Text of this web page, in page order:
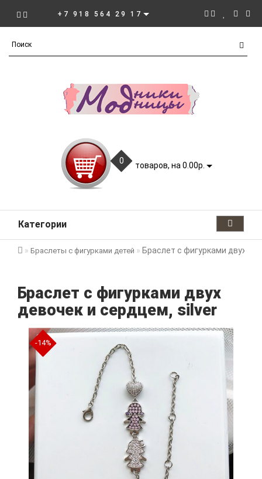
+7 918 564 29 17
0
товаров, на 0.00р.
Категории
Браслеты с фигурками детей Браслет с фигурками двух
Браслет с фигурками двух
девочек и сердцем, silver
-14%